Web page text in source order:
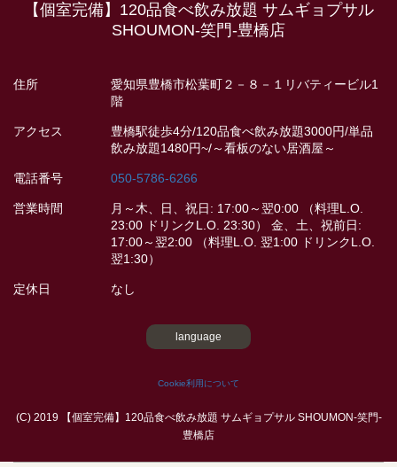
【個室完備】120品食べ飲み放題 サムギョプサル
SHOUMON‐笑門‐豊橋店
住所
愛知県豊橋市松葉町２－８－１リバティービル1
階
アクセス
豊橋駅徒歩4分/120品食べ飲み放題3000円/単品
飲み放題1480円~/～看板のない居酒屋～
電話番号 050-5786-6266
営業時間
月～木、日、祝日: 17:00～翌0:00 （料理L.O.
23:00 ドリンクL.O. 23:30） 金、土、祝前日:
17:00～翌2:00 （料理L.O. 翌1:00 ドリンクL.O.
翌1:30）
定休日 なし
language
Cookie利用について
(C) 2019 【個室完備】120品食べ飲み放題 サムギョプサル SHOUMON‐笑門‐
豊橋店